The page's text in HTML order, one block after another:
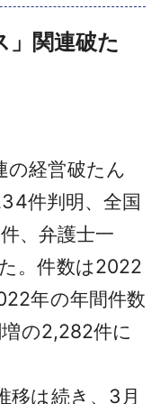
」関連破た
の経営破たん
件判明、全国
、弁護士一
。件数は2022
年の年間件数
の2,282件に
は続き、3月